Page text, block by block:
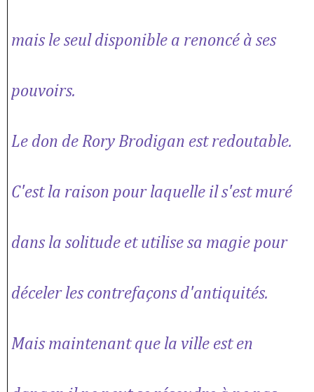
mais le seul disponible a renoncé à ses
pouvoirs.
Le don de Rory Brodigan est redoutable.
C'est la raison pour laquelle il s'est muré
dans la solitude et utilise sa magie pour
déceler les contrefaçons d'antiquités.
Mais maintenant que la ville est en